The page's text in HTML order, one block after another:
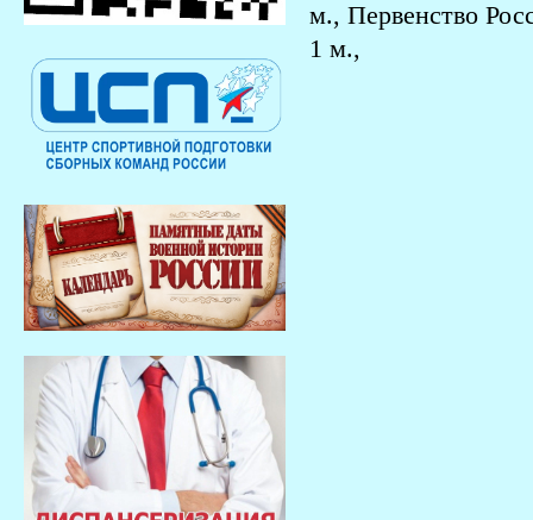
м., Первенство
1 м.,